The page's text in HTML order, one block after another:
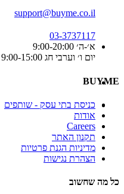
support@buyme.co.il
03-3737117
א׳-ה׳ 9:00-20:00
יום ו׳ וערבי חג 9:00-15:00
BUYME
כניסת בתי עסק - שותפים
אודות
Careers
תקנון האתר
מדיניות הגנת פרטיות
הצהרת נגישות
כל מה שחשוב